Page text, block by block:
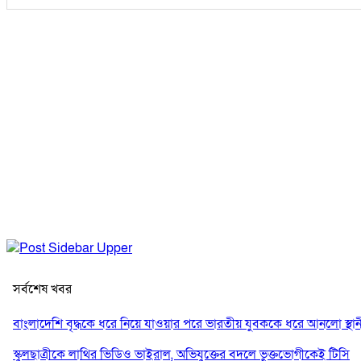
সর্বশেষ খবর
বাংলাদেশি বৃদ্ধকে ধরে নিয়ে যাওয়ার পরে ভারতীয় যুবককে ধরে আনলো
স্কুলছাত্রীকে লাথির ভিডিও ভাইরাল, অভিযুক্তের বদলে ভুক্তভোগীকেই টিসি